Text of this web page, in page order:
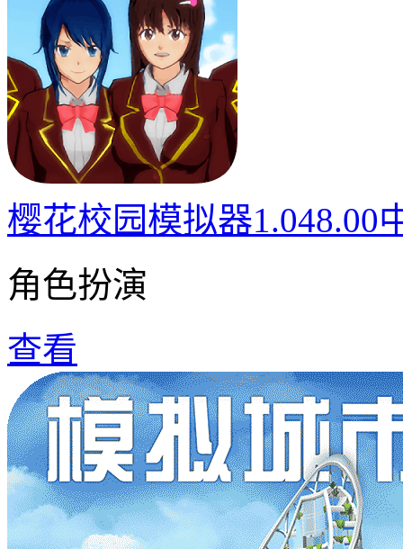
樱花校园模拟器1.048.00
角色扮演
查看